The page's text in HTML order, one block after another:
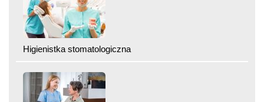
Higienistka stomatologiczna